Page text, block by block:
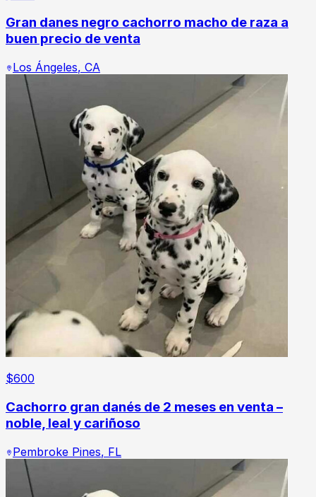
Gran danes negro cachorro macho de raza a
buen precio de venta
Los Ángeles, CA
$600
Cachorro gran danés de 2 meses en venta –
noble, leal y cariñoso
Pembroke Pines, FL